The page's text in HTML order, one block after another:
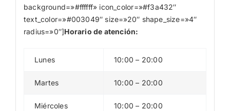
background=»#ffffff» icon_color=»#f3a432″
text_color=»#003049″ size=»20″ shape_size=»4″
radius=»0″]Horario de atención:
Lunes 10:00 – 20:00
Martes 10:00 – 20:00
Miércoles 10:00 – 20:00